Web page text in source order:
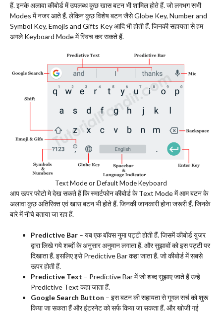
हैं. इनके अलावा कीबोर्ड में उपलब्ध कुछ खास बटन भी शामिल होते हैं. जो लगभग सभी
Modes में नजर आते हैं. लेकिन कुछ विशेष बटन जैसे Globe Key, Number and
Symbol Key, Emojis and Gifts Key आदि भी होती हैं. जिनकी सहायता से हम
अगले Keyboard Mode में स्विच कर सकते हैं.
Text Mode or Default Mode Keyboard
आप ऊपर फोटो मे देख सकते हैं कि स्मार्टफोन कीबोर्ड के Text Mode में आम बटन के
अलावा कुछ अतिरिक्त एवं खास बटन भी होते हैं. जिनकी जानकारी होना जरूरी हैं. जिनके
बारे में नीचे बताया जा रहा हैं.
Predictive Bar – यब एक बॉक्स नुमा पट्टी होती हैं. जिसमें कीबोर्ड युजर
द्वारा लिखे गये शब्दों के अनुसार अनुमान लगाता हैं. और सुझावों को इस पट्टी पर
दिखाता हैं. इसलिए इसे Predictive Bar कहा जाता हैं. जो कीबोर्ड में सबसे
ऊपर होती हैं.
Predictive Text – Predictive Bar में जो शब्द सुझाए जाते हैं उन्हे
Predictive Text कहा जाता हैं.
Google Search Button – इस बटन की सहायता से गूगल सर्च को शुरू
किया जा सकता हैं और इंटरनेट को सर्फ किया जा सकता हैं. और खोजी गई